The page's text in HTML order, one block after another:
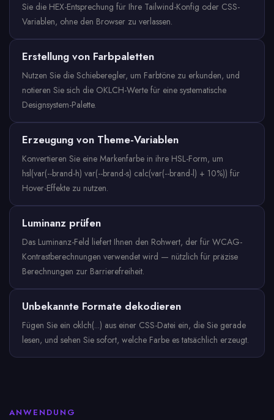
Sie die HEX-Entsprechung für Ihre Tailwind-Konfig oder CSS-
Variablen, ohne den Browser zu verlassen.
Erstellung von Farbpaletten
Nutzen Sie die Schieberegler, um Farbtöne zu erkunden, und
notieren Sie sich die OKLCH-Werte für eine systematische
Designsystem-Palette.
Erzeugung von Theme-Variablen
Konvertieren Sie eine Markenfarbe in ihre HSL-Form, um
hsl(var(--brand-h) var(--brand-s) calc(var(--brand-l) + 10%)) für
Hover-Effekte zu nutzen.
Luminanz prüfen
Das Luminanz-Feld liefert Ihnen den Rohwert, der für WCAG-
Kontrastberechnungen verwendet wird — nützlich für präzise
Berechnungen zur Barrierefreiheit.
Unbekannte Formate dekodieren
Fügen Sie ein oklch(...) aus einer CSS-Datei ein, die Sie gerade
lesen, und sehen Sie sofort, welche Farbe es tatsächlich erzeugt.
ANWENDUNG